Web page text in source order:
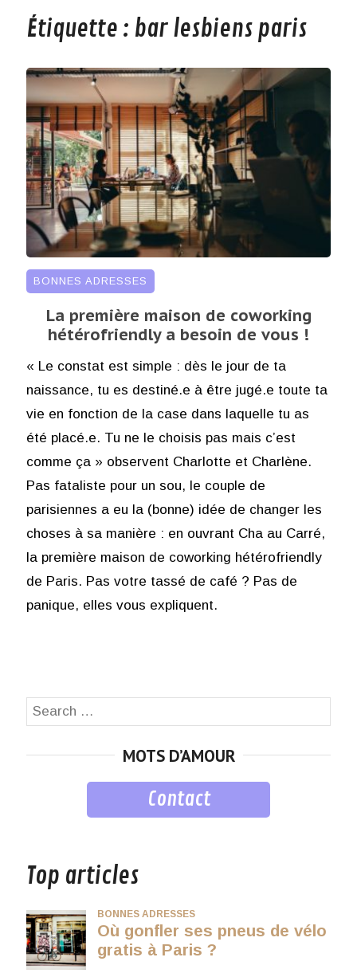
Étiquette : bar lesbiens paris
BONNES ADRESSES
La première maison de coworking
hétérofriendly a besoin de vous !
« Le constat est simple : dès le jour de ta
naissance, tu es destiné.e à être jugé.e toute ta
vie en fonction de la case dans laquelle tu as
été placé.e. Tu ne le choisis pas mais c’est
comme ça » observent Charlotte et Charlène.
Pas fataliste pour un sou, le couple de
parisiennes a eu la (bonne) idée de changer les
choses à sa manière : en ouvrant Cha au Carré,
la première maison de coworking hétérofriendly
de Paris. Pas votre tassé de café ? Pas de
panique, elles vous expliquent.
Search
MOTS D’AMOUR
Contact
Top articles